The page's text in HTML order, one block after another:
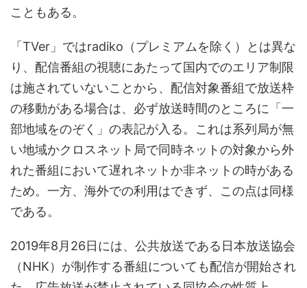
こともある。
「TVer」ではradiko（プレミアムを除く）とは異な
り、配信番組の視聴にあたって国内でのエリア制限
は施されていないことから、配信対象番組で放送枠
の移動がある場合は、必ず放送時間のところに「一
部地域をのぞく」の表記が入る。これは系列局が無
い地域かクロスネット局で同時ネットの対象から外
れた番組において遅れネットか非ネットの時がある
ため。一方、海外での利用はできず、この点は同様
である。
2019年8月26日には、公共放送である日本放送協会
（NHK）が制作する番組についても配信が開始され